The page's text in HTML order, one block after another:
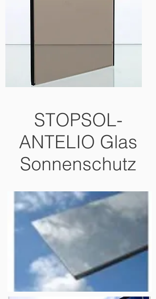
STOPSOL-
ANTELIO Glas
Sonnenschutz